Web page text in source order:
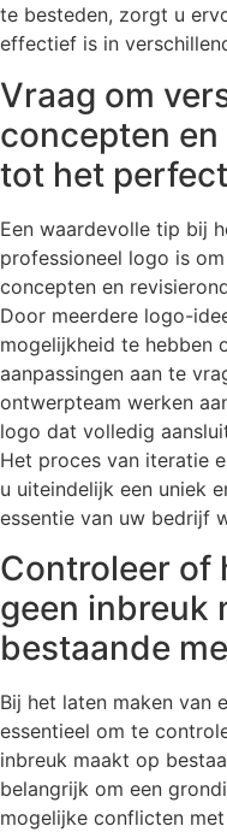
te besteden, zorgt u
effectief is in
Vraag om
concepten
tot het
Een waardevolle tip bij
professioneel logo is
concepten en
Door meerdere logo-
mogelijkheid te hebben
aanpassingen aan te
ontwerpteam werken
logo dat volledig
Het proces van iteratie
u uiteindelijk een uniek
essentie van uw bedrijf
Controleer of
geen inbreuk
bestaande
Bij het laten maken van
essentieel om te
inbreuk maakt op
belangrijk om een
mogelijke conflicten